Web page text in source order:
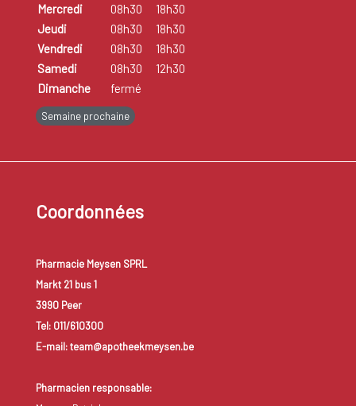
Mercredi
08h30
18h30
Jeudi
08h30
18h30
Vendredi
08h30
18h30
Samedi
08h30
12h30
Dimanche
fermé
Semaine prochaine
Coordonnées
Pharmacie Meysen SPRL
Markt 21 bus 1
3990 Peer
Tel: 011/610300
E-mail: team@apotheekmeysen.be
Pharmacien responsable: